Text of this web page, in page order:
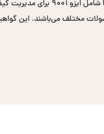
مختلف می‌باشند. این